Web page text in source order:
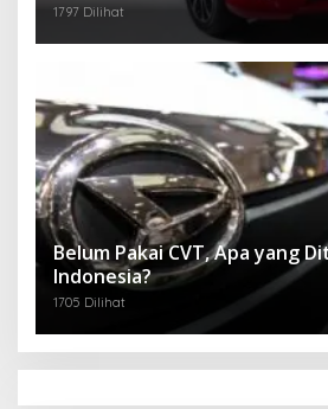
1797 Dilihat
Belum Pakai CVT, Apa yang
Indonesia?
1705 Dilihat